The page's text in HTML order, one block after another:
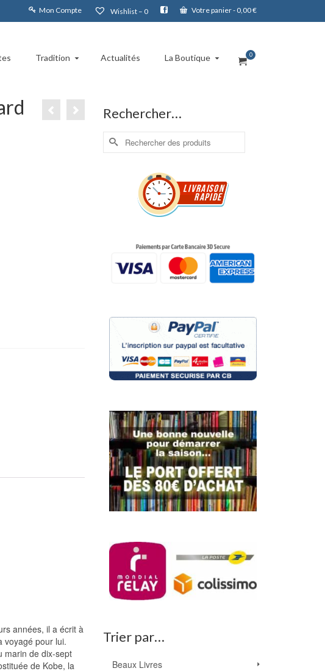
Mon Compte Wishlist – 0 Votre panier- 0,00€
Tradition Actualités La Boutique 0
années, il a écrit à
voyagé pour lui.
marin de dix-sept
de Kobe, la
Rechercher…
Rechercher :
Trier par…
Beaux Livres